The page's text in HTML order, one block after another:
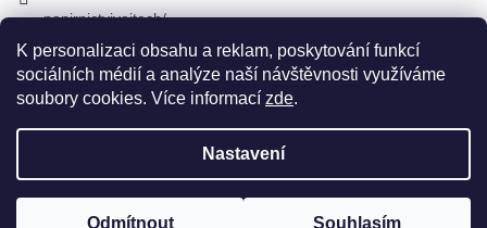
K personalizaci obsahu a reklam, poskytování funkcí
sociálních médií a analýze naší návštěvnosti využíváme
soubory cookies. Více informací zde.
Nastavení
Odmítnout Souhlasím
papirnictvivojtech/
+420 733 600 040
Vytvořil Shoptet&
Papírnictví VojTech